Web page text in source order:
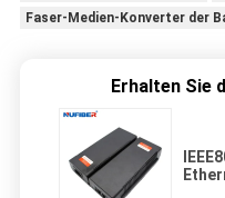
Faser-Medien-Konverter der
Erhalten Sie